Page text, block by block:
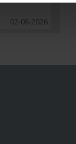
02-08-2026